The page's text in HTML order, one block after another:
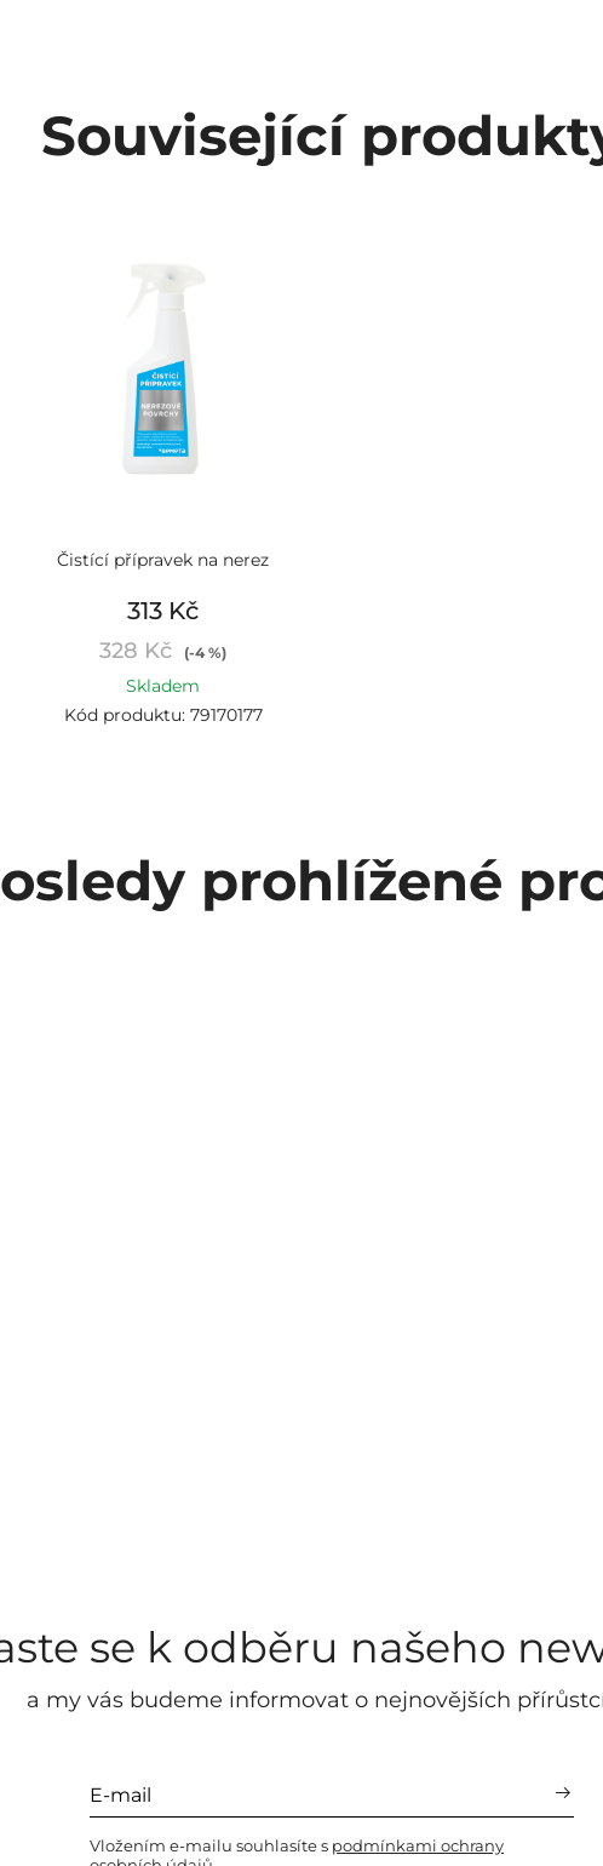
Související
Čistící přípravek na nerez
313 Kč
328 Kč (-4 %)
Skladem
Kód produktu: 79170177
prohlížené
se k odběru našeho
a my vás budeme informovat o nejnovějších
Vložením e-mailu souhlasíte s podmínkami ochrany